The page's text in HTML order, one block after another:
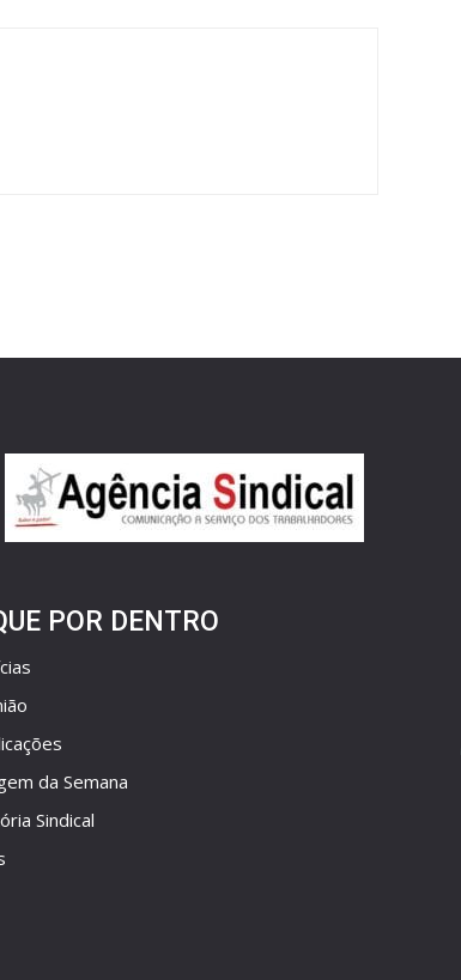
POR DENTRO
da Semana
Sindical